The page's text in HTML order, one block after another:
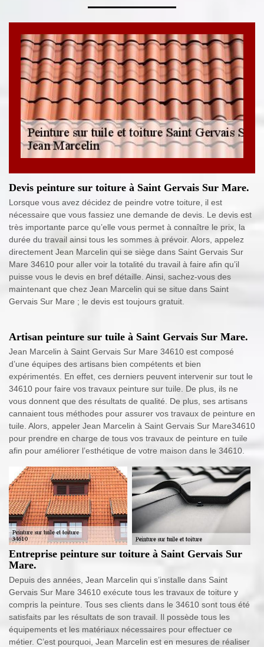
Devis peinture sur toiture à Saint Gervais Sur Mare.
Lorsque vous avez décidez de peindre votre toiture, il est
nécessaire que vous fassiez une demande de devis. Le devis est
très importante parce qu’elle vous permet à connaître le prix, la
durée du travail ainsi tous les sommes à prévoir. Alors, appelez
directement Jean Marcelin qui se siège dans Saint Gervais Sur
Mare 34610 pour aller voir la totalité du travail à faire afin qu’il
puisse vous le devis en bref détaille. Ainsi, sachez-vous des
maintenant que chez Jean Marcelin qui se situe dans Saint
Gervais Sur Mare ; le devis est toujours gratuit.
Artisan peinture sur tuile à Saint Gervais Sur Mare.
Jean Marcelin à Saint Gervais Sur Mare 34610 est composé
d’une équipes des artisans bien compétents et bien
expérimentés. En effet, ces derniers peuvent intervenir sur tout le
34610 pour faire vos travaux peinture sur tuile. De plus, ils ne
vous donnent que des résultats de qualité. De plus, ses artisans
cannaient tous méthodes pour assurer vos travaux de peinture en
tuile. Alors, appeler Jean Marcelin à Saint Gervais Sur Mare34610
pour prendre en charge de tous vos travaux de peinture en tuile
afin pour améliorer l’esthétique de votre maison dans le 34610.
Entreprise peinture sur toiture à Saint Gervais Sur
Mare.
Depuis des années, Jean Marcelin qui s’installe dans Saint
Gervais Sur Mare 34610 exécute tous les travaux de toiture y
compris la peinture. Tous ses clients dans le 34610 sont tous été
satisfaits par les résultats de son travail. Il possède tous les
équipements et les matériaux nécessaires pour effectuer ce
métier. C’est pourquoi, Jean Marcelin est en mesures de réaliser